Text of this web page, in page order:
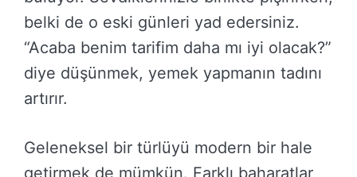
belki de o eski günleri yad edersiniz.
“Acaba benim tarifim daha mı iyi olacak?”
diye düşünmek, yemek yapmanın tadını
artırır.
Geleneksel bir türlüyü modern bir hale